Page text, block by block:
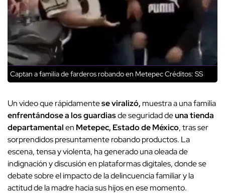
Captan a familia de farderos robando en MetepecCréditos: SS
Un video que rápidamentese viralizó, muestra a una familia
enfrentándose a los guardiasde seguridad deuna tienda
departamentalen Metepec, Estado de México, tras ser
sorprendidos presuntamente robando productos. La
escena, tensa y violenta, ha generado una oleada de
indignación y discusión en plataformas digitales, donde se
debate sobre el impacto de la delincuencia familiar y la
actitud de la madre hacia sus hijos en ese momento.